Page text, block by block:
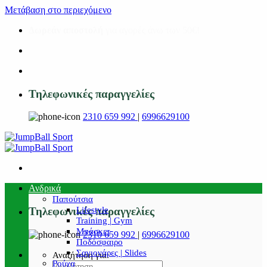
Μετάβαση στο περιεχόμενο
Τηλεφωνικές παραγγελίες
2310 659 992 | 6996629100
Τηλεφωνικές παραγγελίες
2310 659 992 | 6996629100
Αναζήτηση για:
Ανδρικά
Παπούτσια
Lifestyle
Training | Gym
Μπάσκετ
Ποδόσφαιρο
Σαγιονάρες | Slides
Ρούχα